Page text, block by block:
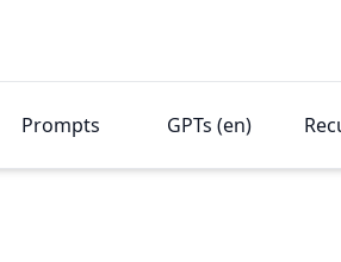
Prompts GPTs (en)